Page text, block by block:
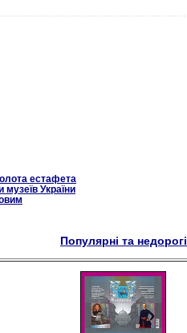
естафета
України
Популярні та недорогі